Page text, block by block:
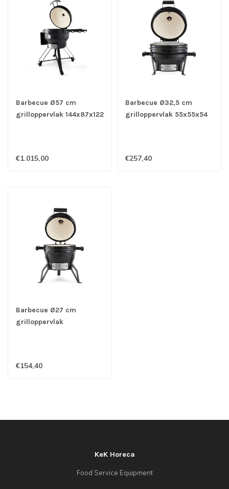
Barbecue Ø57 cm
grilloppervlak 144x87x122
€1.015,00
Barbecue Ø32,5 cm
grilloppervlak 55x55x54
€257,40
Barbecue Ø27 cm
grilloppervlak
€154,40
KeK Horeca
Food Service Equipment